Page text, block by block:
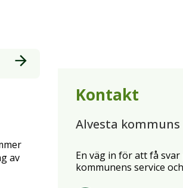
av
Kontakt
Alvesta
En väg in för att få
kommunens service